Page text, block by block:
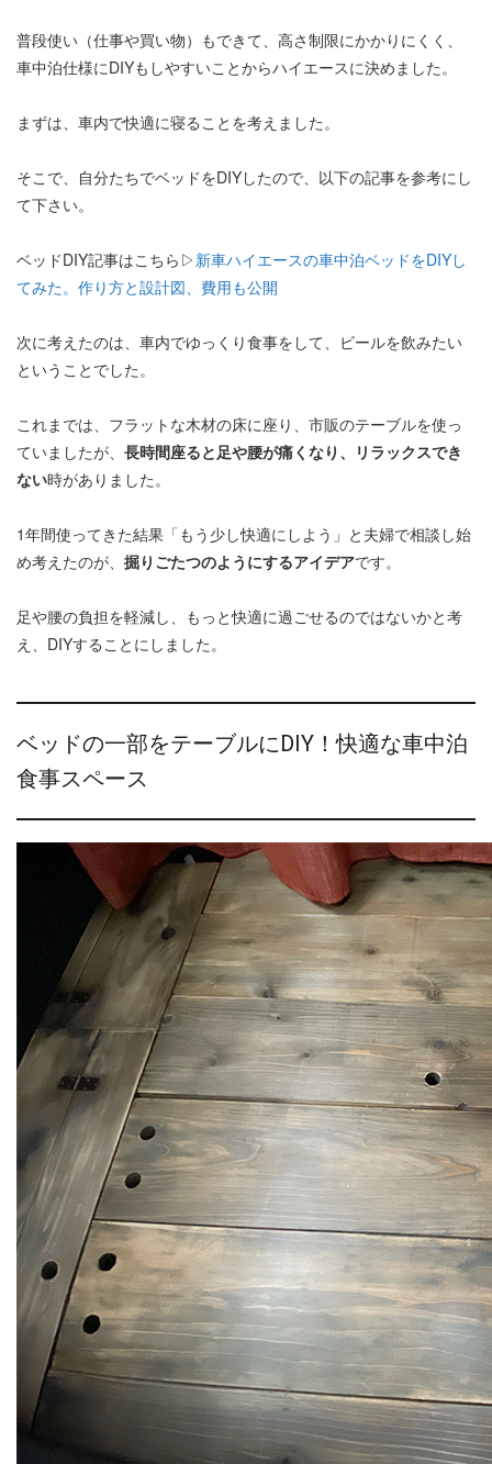
普段使い（仕事や買い物）もできて、高さ制限にかかりにくく、
車中泊仕様にDIYもしやすいことからハイエースに決めました。
まずは、車内で快適に寝ることを考えました。
そこで、自分たちでベッドをDIYしたので、以下の記事を参考にし
て下さい。
ベッドDIY記事はこちら▷ 新車ハイエースの車中泊ベッドをDIYし
てみた。作り方と設計図、費用も公開
次に考えたのは、車内でゆっくり食事をして、ビールを飲みたい
ということでした。
これまでは、フラットな木材の床に座り、市販のテーブルを使っ
ていましたが、 長時間座ると足や腰が痛くなり、リラックスでき
ない時がありました。
1年間使ってきた結果「もう少し快適にしよう」と夫婦で相談し始
め考えたのが、 掘りごたつのようにするアイデアです。
足や腰の負担を軽減し、もっと快適に過ごせるのではないかと考
え、DIYすることにしました。
ベッドの一部をテーブルにDIY！快適な車中泊
食事スペース